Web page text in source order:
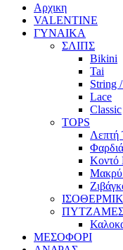
Αρχικη
VALENTINE
ΓΥΝΑΙΚΑ
ΣΛΙΠΣ
Bikini
Tai
String
Lace
Classic
TOPS
Λεπτή
Κοντό
Μακρύ
ΜΕΣΟΦΟΡΙ